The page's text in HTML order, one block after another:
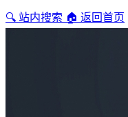
🔍 站内搜索 🏠 返回首页